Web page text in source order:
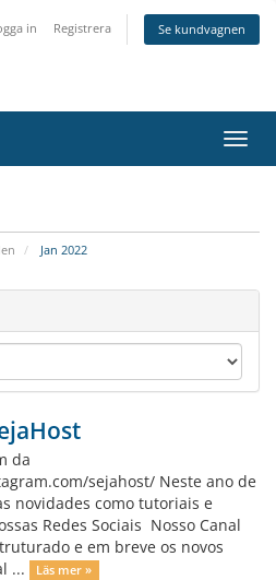
in Registrera Se kundvagnen
Växla
Jan 2022
da
sejahost/ Neste ano de
novidades como tutoriais e
Redes Sociais Nosso Canal
e em breve os novos
...
Läs mer »